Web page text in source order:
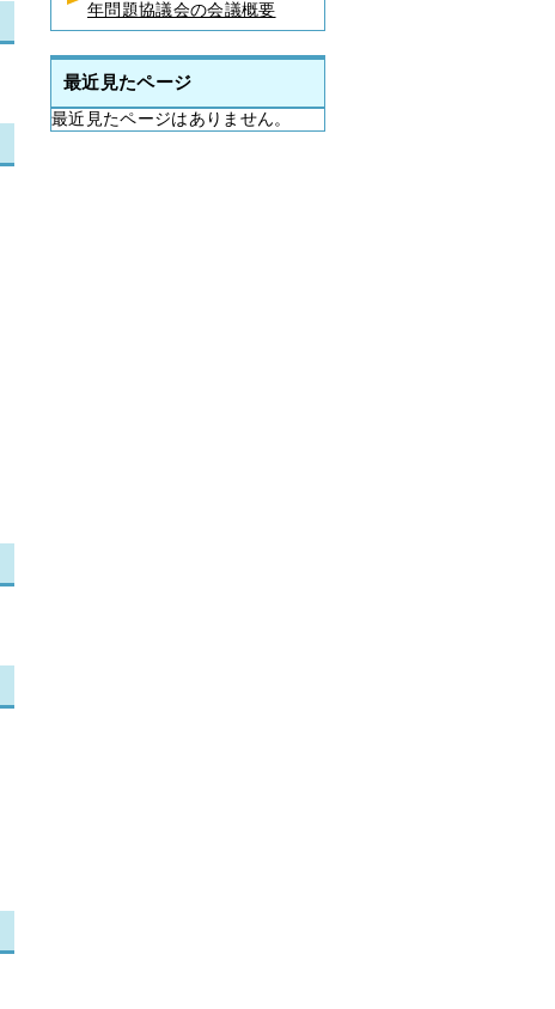
年問題協議会の会議概要
最近見たページ
最近見たページはありません。